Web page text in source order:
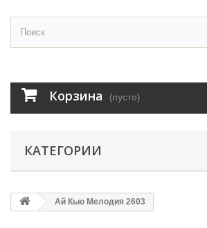
Корзина (пусто)
КАТЕГОРИИ
Ай Кью Мелодия 2603